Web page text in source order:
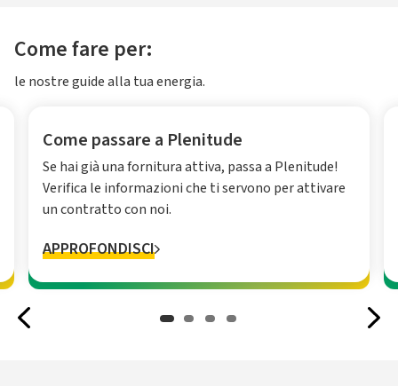
Come fare per:
le nostre guide alla tua energia.
Come passare a Plenitude
Se hai già una fornitura attiva, passa a Plenitude!
Verifica le informazioni che ti servono per attivare
un contratto con noi.
APPROFONDISCI